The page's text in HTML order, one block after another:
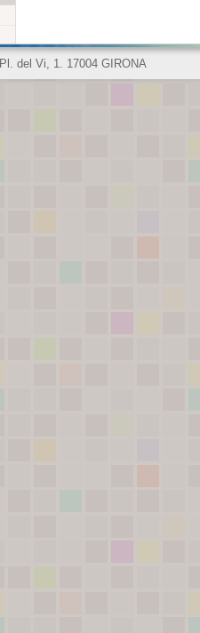
Pl. del Vi, 1. 17004 GIRONA